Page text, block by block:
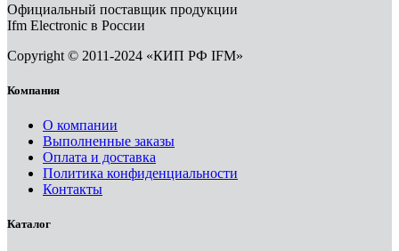
Официальный поставщик продукции
Ifm Electronic в России
Copyright © 2011-2024 «КИП РФ IFM»
Компания
О компании
Выполненные заказы
Оплата и доставка
Политика конфиденциальности
Контакты
Каталог